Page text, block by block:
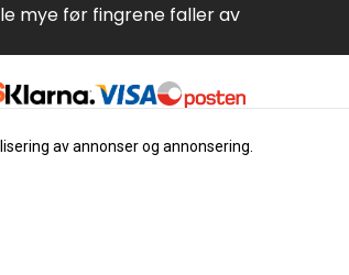
mye før fingrene faller av
av annonser og annonsering.